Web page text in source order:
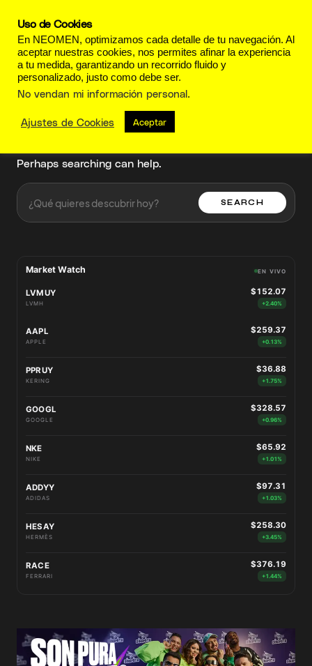
sin frizz
Perhaps searching can help.
SEARCH
Market Watch EN VIVO
LVMUY
LVMH
$152.07
+2.40%
AAPL
APPLE
$259.37
+0.13%
PPRUY
KERING
$36.88
+1.75%
GOOGL
GOOGLE
$328.57
+0.96%
NKE
NIKE
$65.92
+1.01%
ADDYY
ADIDAS
$97.31
+1.03%
HESAY
HERMÈS
$258.30
+3.45%
RACE
FERRARI
$376.19
+1.44%
Uso de Cookies
En NEOMEN, optimizamos cada detalle de tu navegación. Al
aceptar nuestras cookies, nos permites afinar la experiencia
a tu medida, garantizando un recorrido fluido y
personalizado, justo como debe ser.
No vendan mi información personal.
Ajustes de Cookies Aceptar